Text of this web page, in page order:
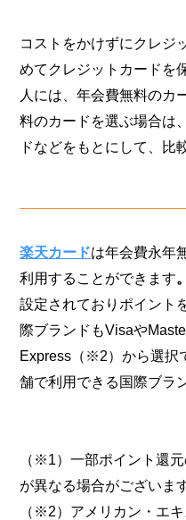
コストをかけずにクレジ
めてクレジットカードを
人には、年会費無料のカ
料のカードを選ぶ場合は
ドなどをもとにして、比
楽天カードは年会費永年
利用することができます
設定されておりポイント
際ブランドもVisaや
Express（※2）から選択
舗で利用できる国際ブラ
（※1）一部ポイント還
が異なる場合がございま
（※2）アメリカン・エ